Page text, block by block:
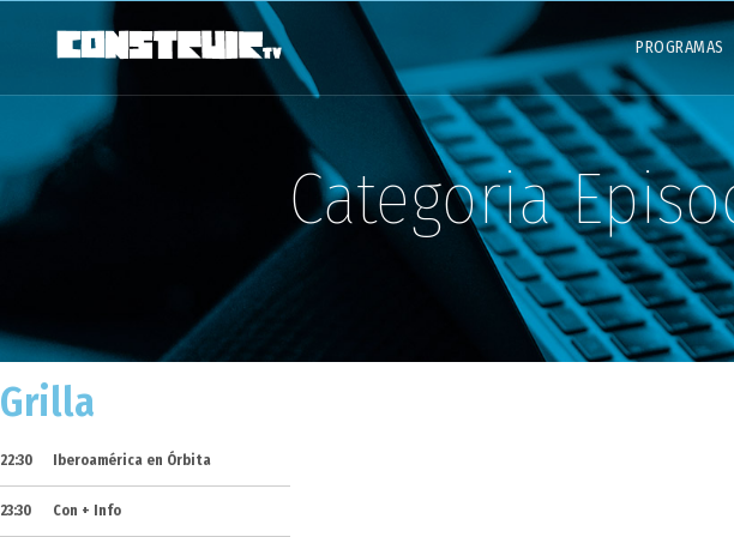
PROGRAMAS
Categoria
Grilla
22:30 Iberoamérica en Órbita
23:30 Con + Info